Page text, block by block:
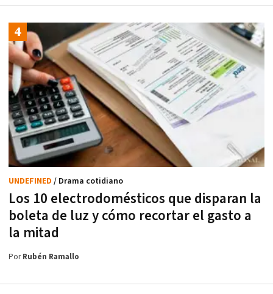
Los 10 electrodomésticos que disparan la
boleta de luz y cómo recortar el gasto a
la mitad
UNDEFINED / Drama cotidiano
PorRubén Ramallo